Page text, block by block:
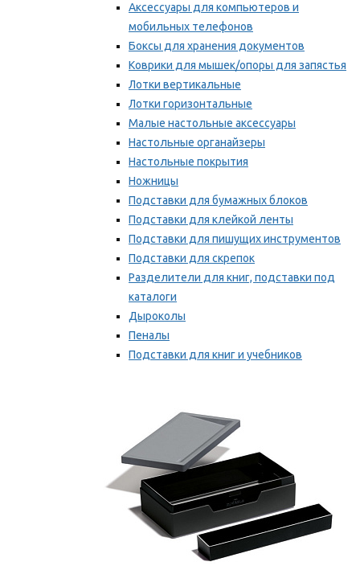
Аксессуары для компьютеров и
мобильных телефонов
Боксы для хранения документов
Коврики для мышек/опоры для запястья
Лотки вертикальные
Лотки горизонтальные
Малые настольные аксессуары
Настольные органайзеры
Настольные покрытия
Ножницы
Подставки для бумажных блоков
Подставки для клейкой ленты
Подставки для пишущих инструментов
Подставки для скрепок
Разделители для книг, подставки под
каталоги
Дыроколы
Пеналы
Подставки для книг и учебников